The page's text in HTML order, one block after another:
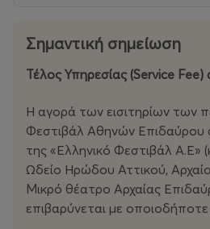
Μετά τον εμπλουτισμό του
με νέες συλλογές, φωτογραφικά
ντοκουμέντα, με μεγάλο
Τσαρούχη να έχουν
Ενδυματολογικό Τμήμα της ΕΛΣ
συνεργασία με το ΜΙΕΤ/ΕΛΙΑ
Παξινού, ο Καλλιτεχνικός
Κουμεντάκης στελεχώνει μια
αποτελούμενη από τους
(σκηνοθεσία), Λίλη Πεζανού
Σημαντική σημείωση
Τέλος Υπηρεσίας (Service Fee)
Η αγορά των εισιτηρίων των
Φεστιβάλ Αθηνών Επιδαύρου
της «Ελληνικό Φεστιβάλ Α.Ε»
Ωδείο Ηρώδου Αττικού,
Μικρό θέατρο Αρχαίας
επιβαρύνεται με